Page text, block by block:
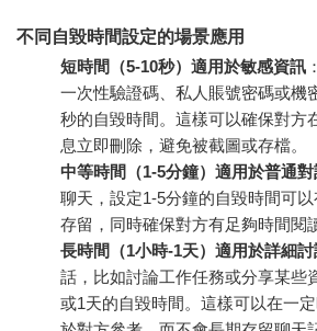
不同自毀時間設定的場景應用
短時間（5-10秒）適用於敏感資訊
一次性驗證碼、私人賬號密碼或機
秒的自毀時間。這樣可以確保對方
息立即刪除，避免被截圖或存檔。
中等時間（1-5分鐘）適用於普通對
聊天，設定1-5分鐘的自毀時間可
存留，同時確保對方有足夠時間閱
長時間（1小時-1天）適用於詳細討
話，比如討論工作任務或分享某些
或1天的自毀時間。這樣可以在一